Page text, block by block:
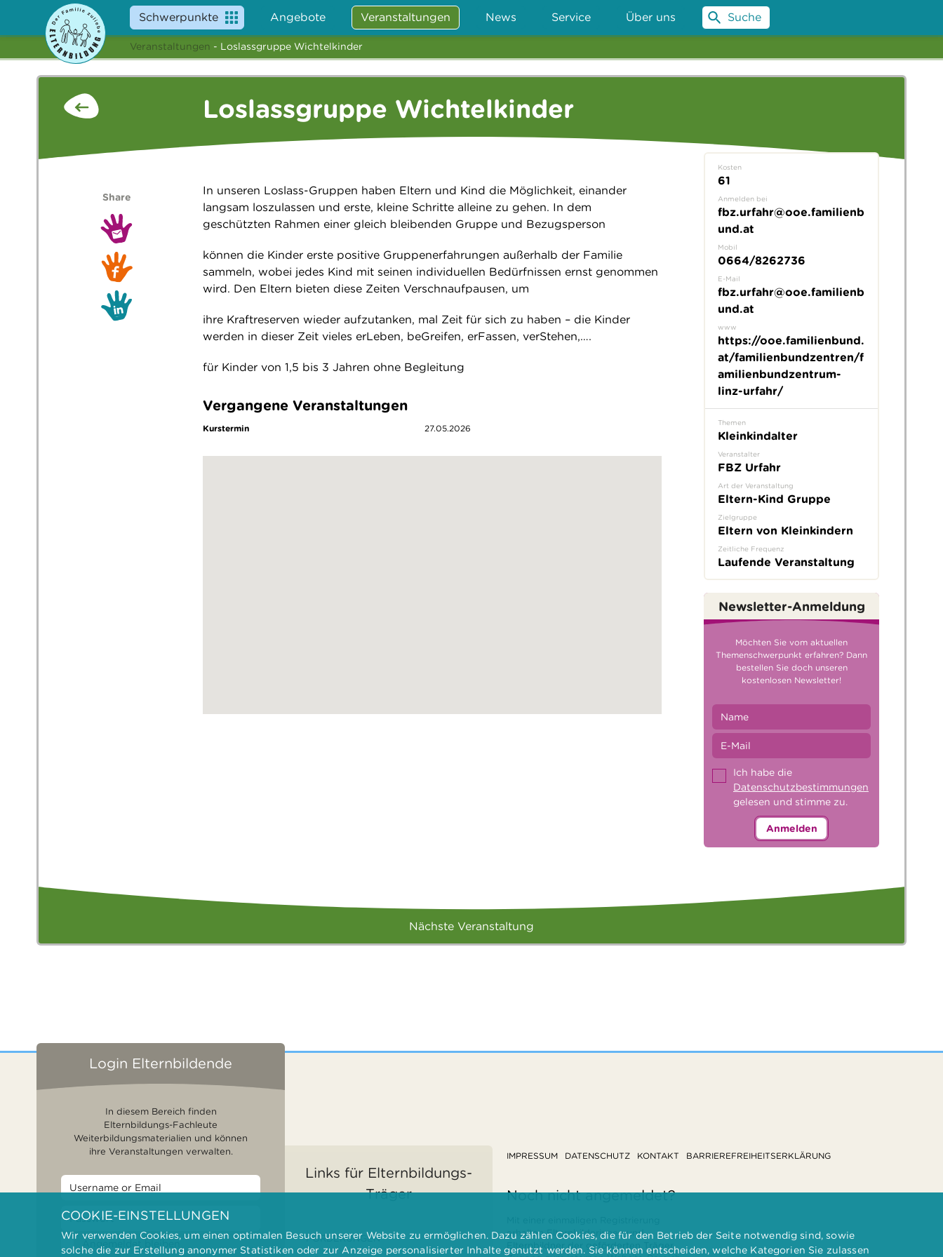
Schwerpunkte Angebote Veranstaltungen News Service Über uns Suche
Veranstaltungen - Loslassgruppe Wichtelkinder
Loslassgruppe Wichtelkinder
In unseren Loslass-Gruppen haben Eltern und Kind die Möglichkeit, einander
langsam loszulassen und erste, kleine Schritte alleine zu gehen. In dem
geschützten Rahmen einer gleich bleibenden Gruppe und Bezugsperson
können die Kinder erste positive Gruppenerfahrungen außerhalb der Familie
sammeln, wobei jedes Kind mit seinen individuellen Bedürfnissen ernst genommen
wird. Den Eltern bieten diese Zeiten Verschnaufpausen, um
ihre Kraftreserven wieder aufzutanken, mal Zeit für sich zu haben – die Kinder
werden in dieser Zeit vieles erLeben, beGreifen, erFassen, verStehen,….
für Kinder von 1,5 bis 3 Jahren ohne Begleitung
Vergangene Veranstaltungen
Kurstermin 27.05.2026
Share
Kosten
61
Anmelden bei
fbz.urfahr@ooe.familienb
und.at
Mobil
0664/8262736
E-Mail
fbz.urfahr@ooe.familienb
und.at
www
https://ooe.familienbund.
at/familienbundzentren/f
amilienbundzentrum-
linz-urfahr/
Themen
Kleinkindalter
Veranstalter
FBZ Urfahr
Art der Veranstaltung
Eltern-Kind Gruppe
Zielgruppe
Eltern von Kleinkindern
Zeitliche Frequenz
Laufende Veranstaltung
Newsletter-Anmeldung
Möchten Sie vom aktuellen
Themenschwerpunkt erfahren? Dann
bestellen Sie doch unseren
kostenlosen Newsletter!
Ich habe die
Datenschutzbestimmungen
gelesen und stimme zu.
Anmelden
Nächste Veranstaltung
Login Elternbildende
In diesem Bereich finden
Elternbildungs-Fachleute
Weiterbildungsmaterialien und können
ihre Veranstaltungen verwalten.
Angemeldet bleiben
Links für Elternbildungs-
Träger
FÖRDERUNGEN
IMPRESSUM DATENSCHUTZ KONTAKT BARRIEREFREIHEITSERKLÄRUNG
Noch nicht angemeldet?
erhalten Elternbilderinnen und
Elternbildner der geförderten Träger
COOKIE-EINSTELLUNGEN
Wir verwenden Cookies, um einen optimalen Besuch unserer Website zu ermöglichen. Dazu zählen Cookies, die für den Betrieb der Seite notwendig sind, sowie
solche die zur Erstellung anonymer Statistiken oder zur Anzeige personalisierter Inhalte genutzt werden. Sie können entscheiden, welche Kategorien Sie zulassen